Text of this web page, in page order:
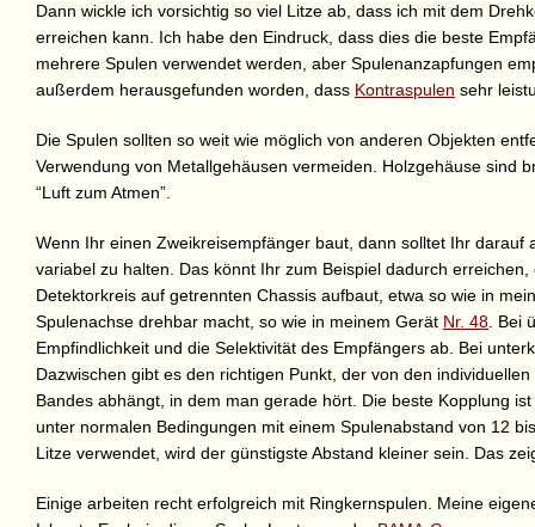
Dann wickle ich vorsichtig so viel Litze ab, dass ich mit dem
erreichen kann. Ich habe den Eindruck, dass dies die beste
mehrere Spulen verwendet werden, aber Spulenanzapfungen
außerdem herausgefunden worden, dass Kontraspulen sehr
Die Spulen sollten so weit wie möglich von anderen Objekten
Verwendung von Metallgehäusen vermeiden. Holzgehäuse sind
“Luft zum Atmen”.
Wenn Ihr einen Zweikreisempfänger baut, dann solltet Ihr darauf
variabel zu halten. Das könnt Ihr zum Beispiel dadurch
Detektorkreis auf getrennten Chassis aufbaut, etwa so wie in
Spulenachse drehbar macht, so wie in meinem Gerät Nr. 48 . Bei
Empfindlichkeit und die Selektivität des Empfängers ab. Bei
Dazwischen gibt es den richtigen Punkt, der von den
Bandes abhängt, in dem man gerade hört. Die beste Kopplung
unter normalen Bedingungen mit einem Spulenabstand von 12
Litze verwendet, wird der günstigste Abstand kleiner sein. Das
Einige arbeiten recht erfolgreich mit Ringkernspulen. Meine